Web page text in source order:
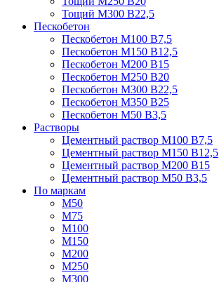
Тощий М300 В22,5
Пескобетон
Пескобетон М100 В7,5
Пескобетон М150 В12,5
Пескобетон М200 В15
Пескобетон М250 В20
Пескобетон М300 В22,5
Пескобетон М350 В25
Пескобетон М50 В3,5
Растворы
Цементный раствор М100 В7,5
Цементный раствор М150 В12,5
Цементный раствор М200 В15
Цементный раствор М50 В3,5
По маркам
М50
М75
М100
М150
М200
М250
М300